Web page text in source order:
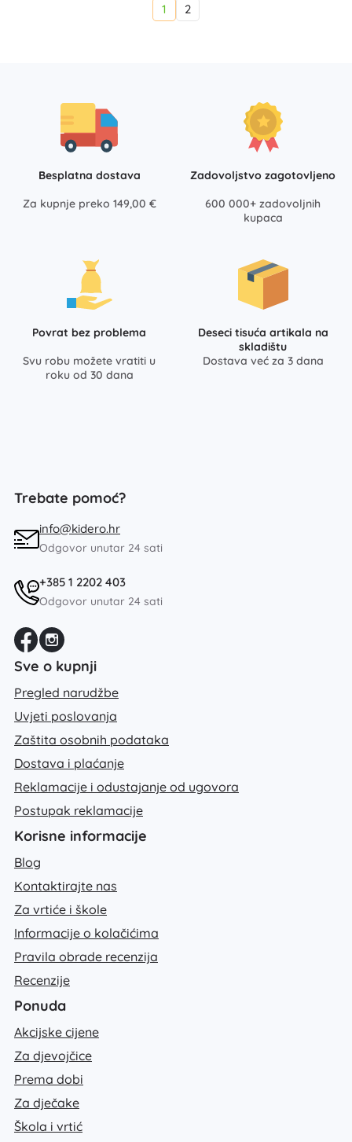
1
2
Besplatna dostava
Za kupnje preko 149,00 €
Zadovoljstvo zagotovljeno
600 000+ zadovoljnih
kupaca
Povrat bez problema
Svu robu možete vratiti u
roku od 30 dana
Deseci tisuća artikala na
skladištu
Dostava već za 3 dana
Trebate pomoć?
info@kidero.hr
Odgovor unutar 24 sati
+385 1 2202 403
Odgovor unutar 24 sati
Sve o kupnji
Pregled narudžbe
Uvjeti poslovanja
Zaštita osobnih podataka
Dostava i plaćanje
Reklamacije i odustajanje od ugovora
Postupak reklamacije
Korisne informacije
Blog
Kontaktirajte nas
Za vrtiće i škole
Informacije o kolačićima
Pravila obrade recenzija
Recenzije
Ponuda
Akcijske cijene
Za djevojčice
Prema dobi
Za dječake
Škola i vrtić